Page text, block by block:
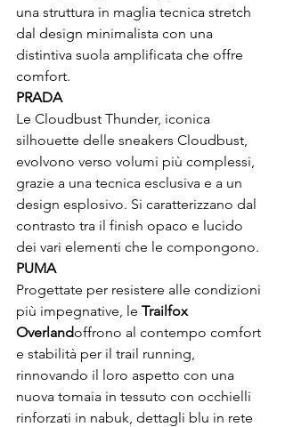
una struttura in maglia tecnica stretch
dal design minimalista con una
distintiva suola amplificata che offre
comfort.
PRADA
Le Cloudbust Thunder, iconica
silhouette delle sneakers Cloudbust,
evolvono verso volumi più complessi,
grazie a una tecnica esclusiva e a un
design esplosivo. Si caratterizzano dal
contrasto tra il finish opaco e lucido
dei vari elementi che le compongono.
PUMA
Progettate per resistere alle condizioni
più impegnative, le Trailfox
Overlandoffrono al contempo comfort
e stabilità per il trail running,
rinnovando il loro aspetto con una
nuova tomaia in tessuto con occhielli
rinforzati in nabuk, dettagli blu in rete